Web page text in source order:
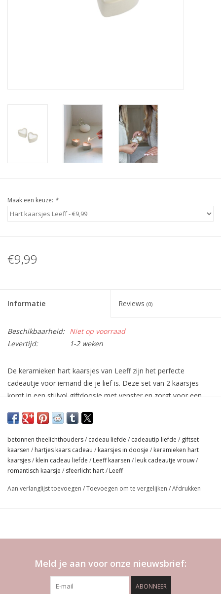
Relatiegeschenken & Bedankjes
Maak een keuze: *
€9,99
Informatie Reviews (0)
Beschikbaarheid: Niet op voorraad
Levertijd:
1-2 weken
De keramieken hart kaarsjes van Leeff zijn het perfecte
cadeautje voor iemand die je lief is. Deze set van 2 kaarsjes
komt in een stijlvol giftdoosje met venster en zorgt voor een
kaarsje zijn ze ideaal voor een romantisch gebaar of een klein,
betonnen theelichthouders/ cadeau liefde / cadeautip liefde / giftset
kaarsen / hartjes kaars cadeau / kaarsjes in doosje / keramieken hart
kaarsjes/ klein cadeau liefde / Leeff kaarsen / leuk cadeautje vrouw/
romantisch kaarsje / sfeerlicht hart/ Leeff
Aan verlanglijst toevoegen /Toevoegen om te vergelijken /Afdrukken
Meld je aan voor onze nieuwsbrief:
ABONNEER